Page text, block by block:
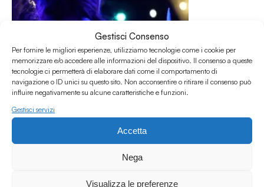
Gestisci Consenso
Per fornire le migliori esperienze, utilizziamo tecnologie come i cookie per
memorizzare e/o accedere alle informazioni del dispositivo. Il consenso a queste
tecnologie ci permetterà di elaborare dati come il comportamento di
navigazione o ID unici su questo sito. Non acconsentire o ritirare il consenso può
influire negativamente su alcune caratteristiche e funzioni.
Gestisci servizi
Accetta
Nega
Visualizza le preferenze
19.06.2026
Dall'alba al tramonto weekend w/ Alice
Guastadini - Da venerdì 19 a domenica 21